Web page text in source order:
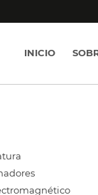
INICIO